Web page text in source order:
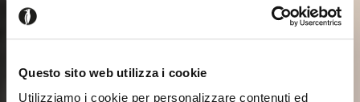
Questo sito web utilizza i cookie
Utilizziamo i cookie per personalizzare contenuti ed